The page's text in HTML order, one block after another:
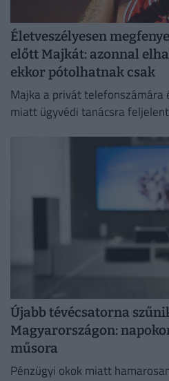
Életveszélyesen
előtt Majkát: azonnal
ekkor pótolhatnak csak
Majka a privát
miatt ügyvédi tanácsra
Újabb tévécsatorna
Magyarországon:
műsora
Pénzügyi okok miatt